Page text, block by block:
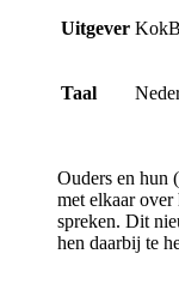
Uitgever
Taal
Ouders en hun
met elkaar over
spreken. Dit
hen daarbij te